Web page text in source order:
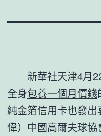
新華社天津4月
全身包養一個月價錢
純金箔信用卡也發
偉）中國高爾夫球協